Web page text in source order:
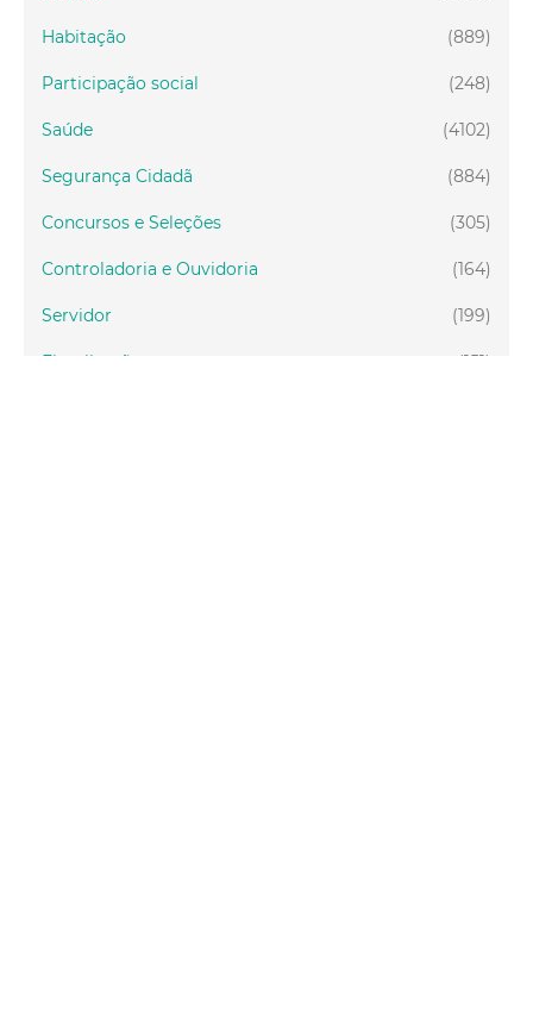
(889)
Habitação
(248)
Participação social
(4102)
Saúde
(884)
Segurança Cidadã
(305)
Concursos e Seleções
(164)
Controladoria e Ouvidoria
(199)
Servidor
(151)
Fiscalização